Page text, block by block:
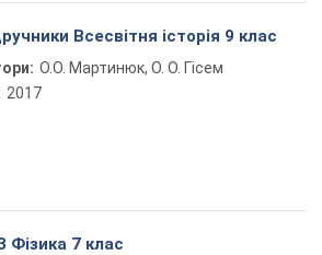
Всесвітня історія 9 клас
О.О. Мартинюк, О. О. Гісем
2017
Фізика 7 клас